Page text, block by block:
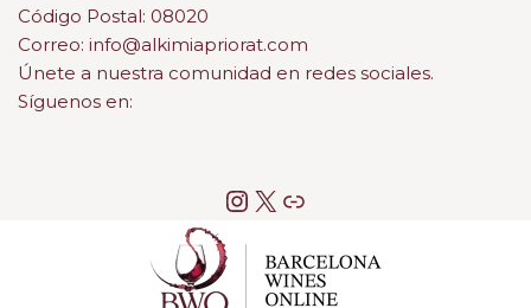
Código Postal: 08020
Correo: info@alkimiapriorat.com
Únete a nuestra comunidad en redes sociales.
Síguenos en: